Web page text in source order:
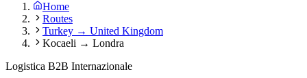
Home
Routes
Turkey → United Kingdom
Kocaeli → Londra
Logistica B2B Internazionale